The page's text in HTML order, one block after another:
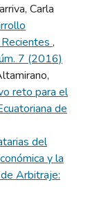
Carla
,
7 (2016)
reto para el
de
del
y la
Arbitraje: